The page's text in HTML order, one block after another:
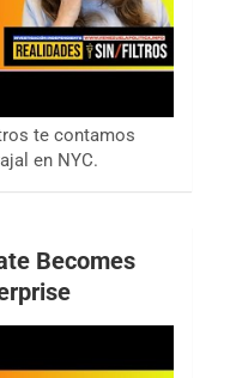
te contamos
en NYC.
Becomes